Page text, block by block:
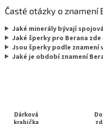
Časté otázky o znamení
Jaké minerály bývají
Jaké šperky pro Berana zde
Jsou šperky podle znamení
Jaké je období znamení
Dárková
krabička